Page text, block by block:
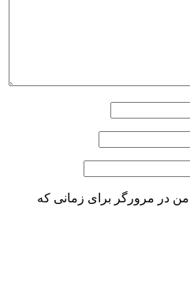
من در مرورگر برای زمانی که